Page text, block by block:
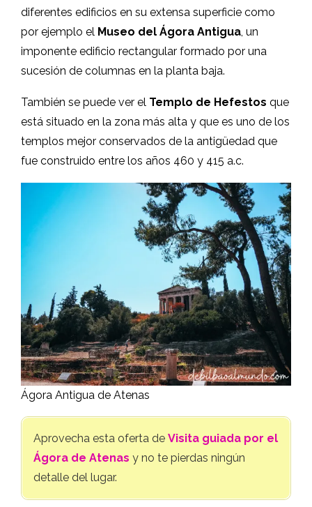
diferentes edificios en su extensa superficie como
por ejemplo el Museo del Ágora Antigua, un
imponente edificio rectangular formado por una
sucesión de columnas en la planta baja.
También se puede ver el Templo de Hefestos que
está situado en la zona más alta y que es uno de los
templos mejor conservados de la antigüedad que
fue construido entre los años 460 y 415 a.c.
Ágora Antigua de Atenas
Aprovecha esta oferta de Visita guiada por el
Ágora de Atenas y no te pierdas ningún
detalle del lugar.